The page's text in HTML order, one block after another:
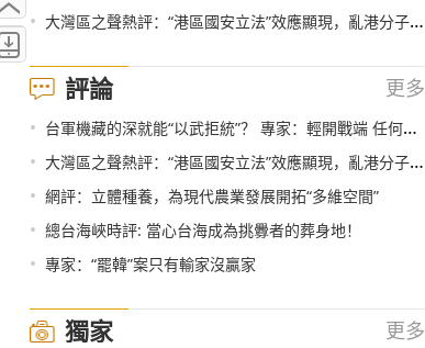
• 大灣區之聲熱評：“港區國安立法”效應顯現，亂港分子回頭是岸！
評論 更多
• 台軍機藏的深就能“以武拒統”？ 專家：輕開戰端 任何地方都不安全
• 大灣區之聲熱評：“港區國安立法”效應顯現，亂港分子回頭是岸！
• 網評：立體種養，為現代農業發展開拓“多維空間”
• 總台海峽時評: 當心台海成為挑釁者的葬身地！
• 專家：“罷韓”案只有輸家沒贏家
獨家 更多